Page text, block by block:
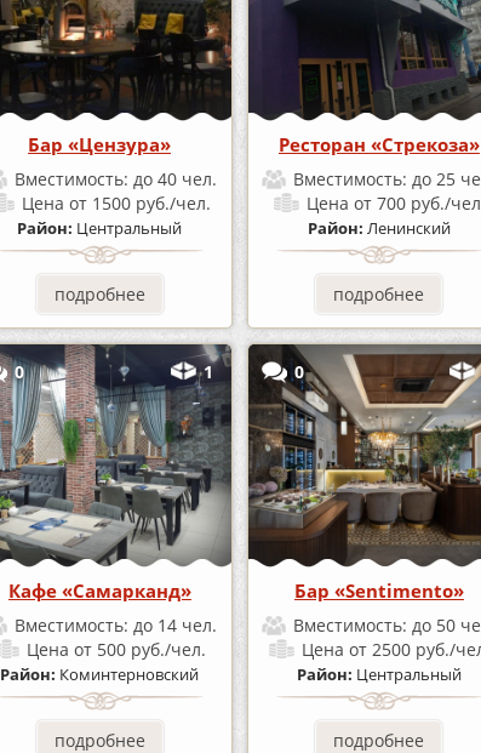
Бар «Цензура»
Вместимость: до 40 чел.
Ценаот 1500 руб./чел.
Район: Центральный
подробнее
Ресторан «Стрекоза»
Вместимость: до 25
Цена от 700 руб./
Район: Ленинский
подробнее
0 1
Кафе «Самарканд»
Вместимость: до 14 чел.
Ценаот 500 руб./чел.
Район: Коминтерновский
подробнее
0
Бар «Sentimento»
Вместимость: до 50
Цена от 2500 руб./
Район: Центральный
подробнее